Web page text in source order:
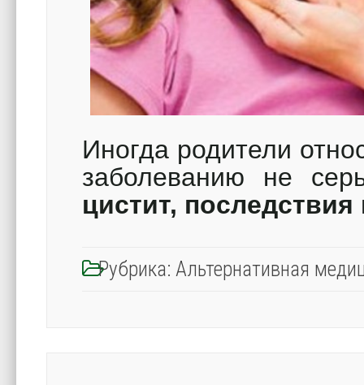
Иногда родители
заболеванию не
цистит, последствия
Рубрика:Альтернативная